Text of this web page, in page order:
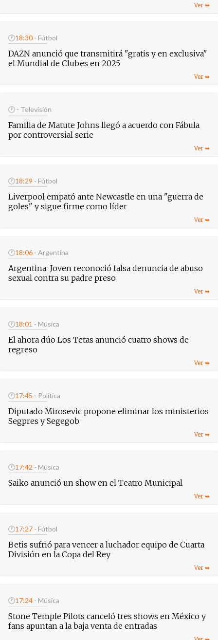
🕐18:30 - Fútbol
DAZN anunció que transmitirá "gratis y en exclusiva"
el Mundial de Clubes en 2025
🕐 - Televisión
Familia de Matute Johns llegó a acuerdo con Fábula
por controversial serie
🕐18:29 - Fútbol
Liverpool empató ante Newcastle en una "guerra de
goles" y sigue firme como líder
🕐18:06 - Argentina
Argentina: Joven reconoció falsa denuncia de abuso
sexual contra su padre preso
🕐18:01 - Música
El ahora dúo Los Tetas anunció cuatro shows de
regreso
🕐17:45 - Política
Diputado Mirosevic propone eliminar los ministerios
Segpres y Segegob
🕐17:42 - Música
Saiko anunció un show en el Teatro Municipal
🕐17:27 - Fútbol
Betis sufrió para vencer a luchador equipo de Cuarta
División en la Copa del Rey
🕐17:24 - Música
Stone Temple Pilots canceló tres shows en México y
fans apuntan a la baja venta de entradas